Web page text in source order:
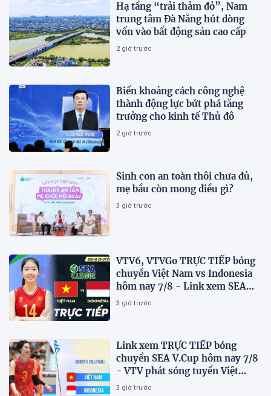
Hạ tầng “trải thảm đỏ”, Nam
trung tâm Đà Nẵng hút dòng
vốn vào bất động sản cao cấp
2 giờ trước
Biến khoảng cách công nghệ
thành động lực bứt phá tăng
trưởng cho kinh tế Thủ đô
2 giờ trước
Sinh con an toàn thôi chưa đủ,
mẹ bầu còn mong điều gì?
3 giờ trước
VTV6, VTVGo TRỰC TIẾP bóng
chuyền Việt Nam vs Indonesia
hôm nay 7/8 - Link xem SEA
V.Cup 2026 mới nhất
3 giờ trước
Link xem TRỰC TIẾP bóng
chuyền SEA V.Cup hôm nay 7/8
- VTV phát sóng tuyển Việt
Nam đấu Indonesia
3 giờ trước